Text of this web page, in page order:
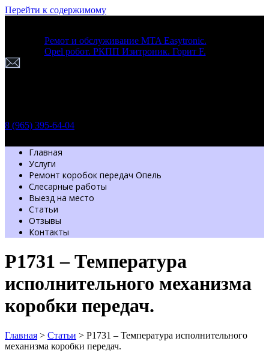
Перейти к содержимому
Ремот и обслуживание MTA Easytronic.
Opel робот. РКПП Изитроник. Горит F.
8 (965) 395-64-04
Главная
Услуги
Ремонт коробок передач Опель
Слесарные работы
Выезд на место
Статьи
Отзывы
Контакты
P1731 – Температура
исполнительного механизма
коробки передач.
Главная > Статьи > P1731 – Температура исполнительного
механизма коробки передач.